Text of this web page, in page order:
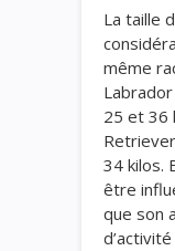
La taille
même
25 et 36
34 kilos.
être
que son